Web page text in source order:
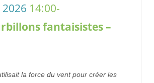
14:00-
fantaisistes –
la force du vent pour créer les